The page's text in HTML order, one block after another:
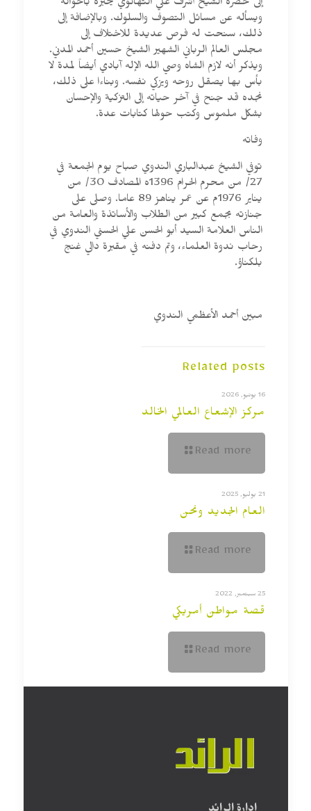
إلى حضرة الشيخ أشرف علي التهانوي يخبره بأحواله
ويسأله عن مسائل التصوف والسلوك. وبالإضافة إلى
ذلك، سنحت له فرص عديدة للاختلاف إلى
مجلس العالم الرباني الشهير الشيخ حسين أحمد المدني.
ويذكر أنه لازم الشاه وصي الله الإله آبادي أيضاً لمدة لا
بأس بها يصقل روحه ويزكي نفسه. وبناءا على ذلك،
نجده قد جنح في آخر حياته إلى التزكية والإحسان
بشكل ملموس وكتب حولها كتابات عدة.
وفاته
توفي الشيخ عبدالباري الندوي صباح يوم الجمعة في
27/ من محرم الحرام 1396ه المصادف 30/ من
يناير 1976م عن عمر يناهز 89 عاما. وصلى على
جنازته بجمع كبير من الطلاب والأساتذة والعامة من
الناس العلامة السيد أبو الحسن علي الحسني الندوي في
رحاب ندوة العلماء، وتم دفنه في مقبرة دالي غنج
بلكناؤ.
مبين أحمد الأعظمي الندوي
Related posts
16 يونيو, 2026
مركز الإشعاع العالمي الخالد
Read more
21 يوليو, 2025
العام الجديد ونحن
Read more
25 سبتمبر, 2022
قصة مواطن أمريكي
Read more